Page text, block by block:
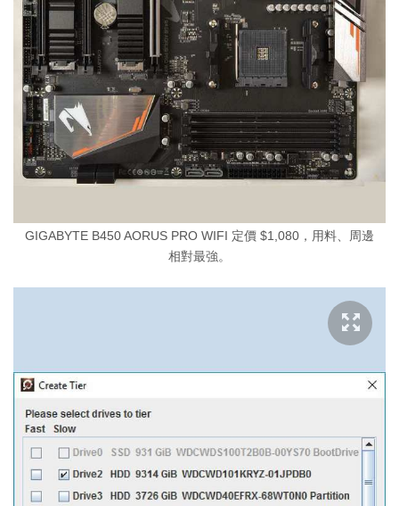
GIGABYTE B450 AORUS PRO WIFI 定價 $1,080，用料、周邊
相對最強。